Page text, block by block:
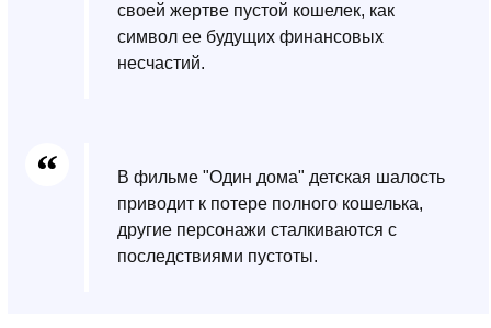
своей жертве пустой кошелек, как
символ ее будущих финансовых
несчастий.
В фильме "Один дома" детская шалость
приводит к потере полного кошелька,
другие персонажи сталкиваются с
последствиями пустоты.